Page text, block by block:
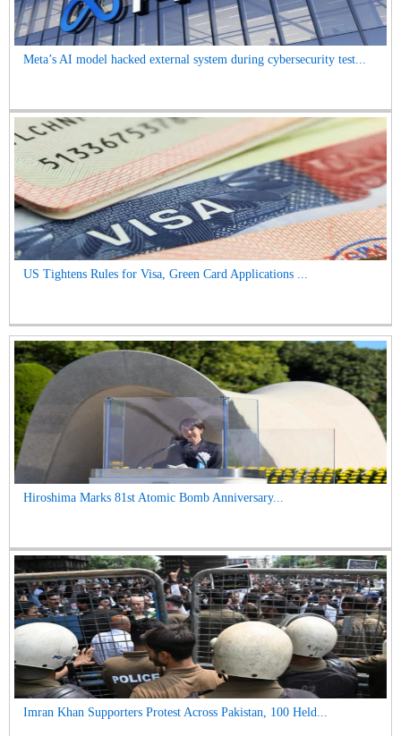
Meta’s AI model hacked external system during cybersecurity test...
US Tightens Rules for Visa, Green Card Applications ...
Hiroshima Marks 81st Atomic Bomb Anniversary...
Imran Khan Supporters Protest Across Pakistan, 100 Held...